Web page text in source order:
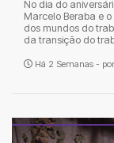
No dia do
Marcelo Beraba e
dos mundos do
da transição do
Há 2 Semanas - por